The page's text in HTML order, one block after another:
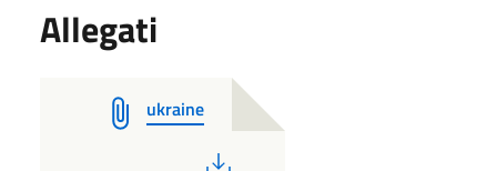
Allegati
ukraine